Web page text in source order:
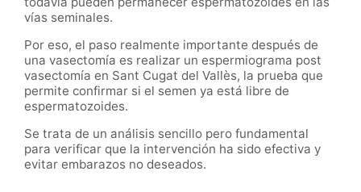
vías seminales.
Por eso, el paso realmente importante después de
una vasectomía es realizar un espermiograma post
vasectomía en Sant Cugat del Vallès, la prueba que
permite confirmar si el semen ya está libre de
espermatozoides.
Se trata de un análisis sencillo pero fundamental
para verificar que la intervención ha sido efectiva y
evitar embarazos no deseados.